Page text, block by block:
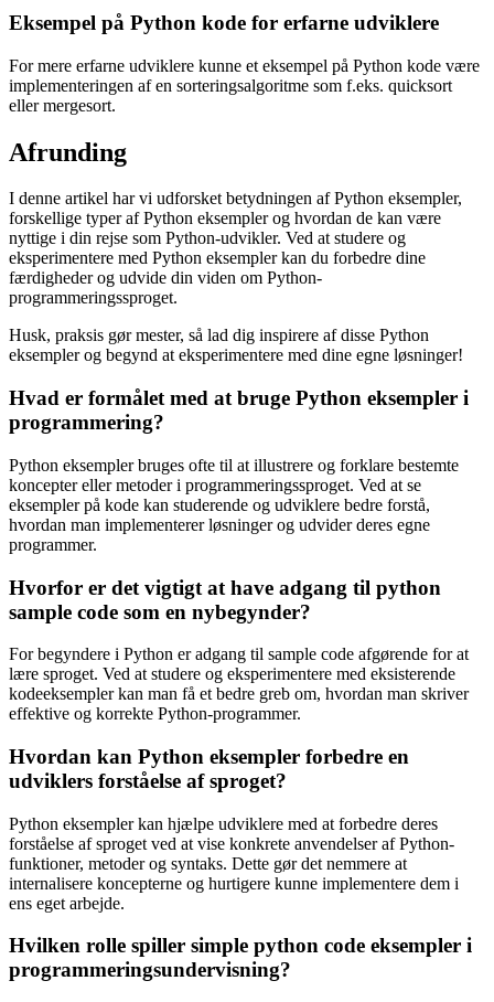
Eksempel på Python kode for erfarne udviklere
For mere erfarne udviklere kunne et eksempel på Python kode være
implementeringen af en sorteringsalgoritme som f.eks. quicksort
eller mergesort.
Afrunding
I denne artikel har vi udforsket betydningen af Python eksempler,
forskellige typer af Python eksempler og hvordan de kan være
nyttige i din rejse som Python-udvikler. Ved at studere og
eksperimentere med Python eksempler kan du forbedre dine
færdigheder og udvide din viden om Python-
programmeringssproget.
Husk, praksis gør mester, så lad dig inspirere af disse Python
eksempler og begynd at eksperimentere med dine egne løsninger!
Hvad er formålet med at bruge Python eksempler i
programmering?
Python eksempler bruges ofte til at illustrere og forklare bestemte
koncepter eller metoder i programmeringssproget. Ved at se
eksempler på kode kan studerende og udviklere bedre forstå,
hvordan man implementerer løsninger og udvider deres egne
programmer.
Hvorfor er det vigtigt at have adgang til python
sample code som en nybegynder?
For begyndere i Python er adgang til sample code afgørende for at
lære sproget. Ved at studere og eksperimentere med eksisterende
kodeeksempler kan man få et bedre greb om, hvordan man skriver
effektive og korrekte Python-programmer.
Hvordan kan Python eksempler forbedre en
udviklers forståelse af sproget?
Python eksempler kan hjælpe udviklere med at forbedre deres
forståelse af sproget ved at vise konkrete anvendelser af Python-
funktioner, metoder og syntaks. Dette gør det nemmere at
internalisere koncepterne og hurtigere kunne implementere dem i
ens eget arbejde.
Hvilken rolle spiller simple python code eksempler i
programmeringsundervisning?